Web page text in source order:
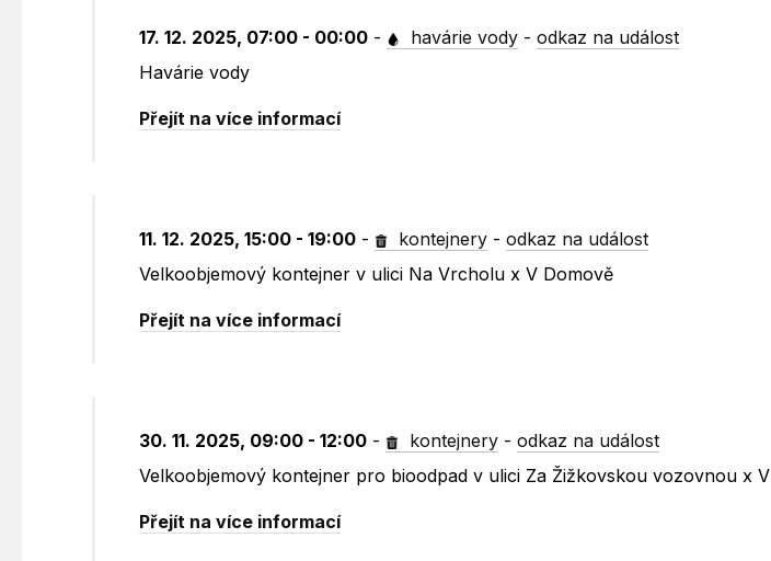
17. 12. 2025, 07:00 - 00:00 - havárie vody -odkaz na událost
Havárie vody
Přejít na více informací
11. 12. 2025, 15:00 - 19:00 - kontejnery -odkaz na událost
Velkoobjemový kontejner v ulici Na Vrcholu x V Domově
Přejít na více informací
30. 11. 2025, 09:00 - 12:00 - kontejnery -odkaz na událost
Velkoobjemový kontejner pro bioodpad v ulici Za Žižkovskou vozovnou x
Přejít na více informací